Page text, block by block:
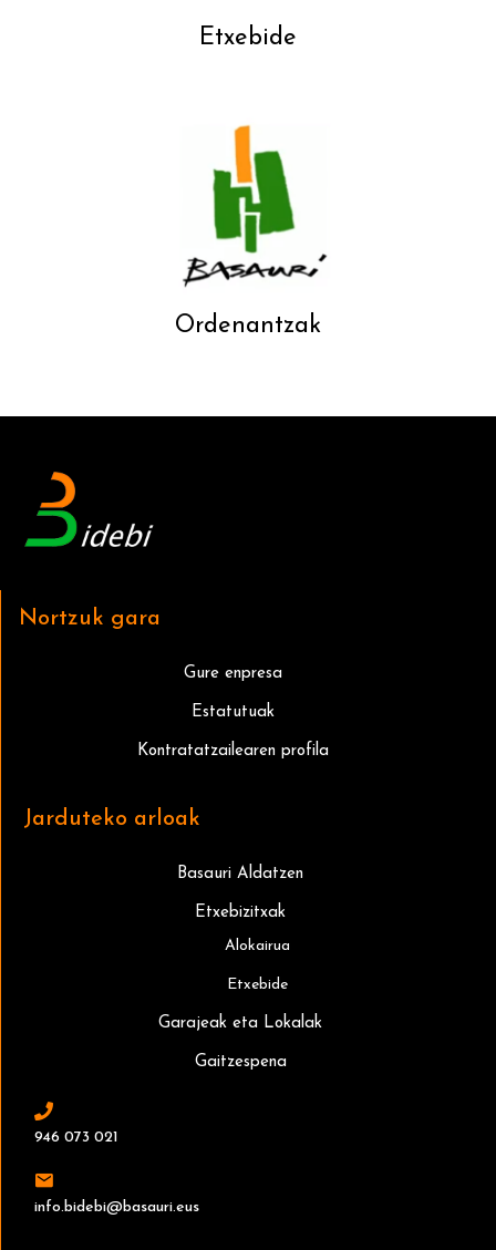
Etxebide
Ordenantzak
Nortzuk gara
Gure enpresa
Estatutuak
Kontratatzailearen profila
Jarduteko arloak
Basauri Aldatzen
Etxebizitxak
Alokairua
Etxebide
Garajeak eta Lokalak
Gaitzespena
946 073 021
info.bidebi@basauri.eus